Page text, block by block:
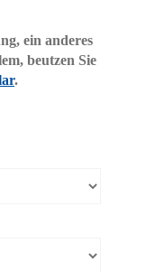
ein anderes
beutzen Sie
.